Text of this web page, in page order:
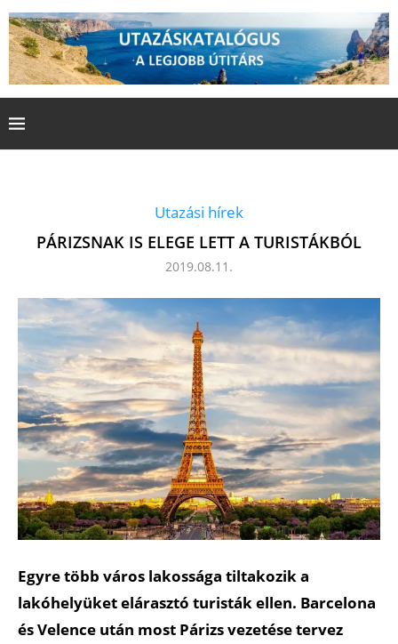
Utazási hírek
PÁRIZSNAK IS ELEGE LETT A TURISTÁKBÓL
2019.08.11.
Egyre több város lakossága tiltakozik a
lakóhelyüket elárasztó turisták ellen. Barcelona
és Velence után most Párizs vezetése tervez